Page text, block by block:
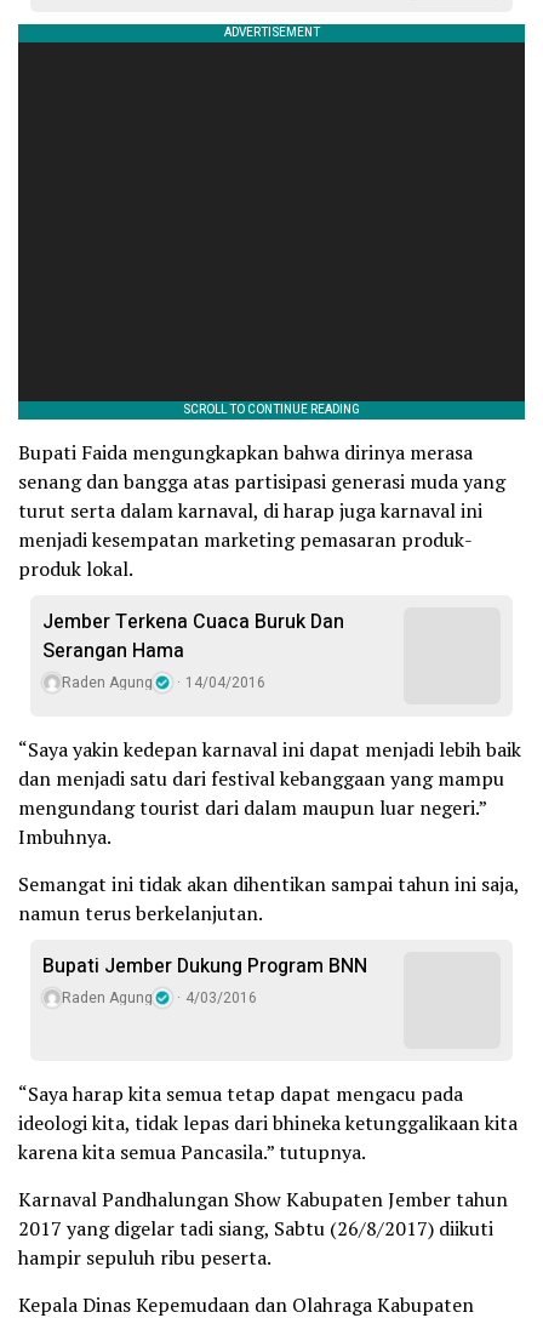
Bupati Faida mengungkapkan bahwa dirinya merasa
senang dan bangga atas partisipasi generasi muda yang
turut serta dalam karnaval, di harap juga karnaval ini
menjadi kesempatan marketing pemasaran produk-
produk lokal.
Jember Terkena Cuaca Buruk Dan
Serangan Hama
Raden Agung 14/04/2016
“Saya yakin kedepan karnaval ini dapat menjadi lebih baik
dan menjadi satu dari festival kebanggaan yang mampu
mengundang tourist dari dalam maupun luar negeri.”
Imbuhnya.
Semangat ini tidak akan dihentikan sampai tahun ini saja,
namun terus berkelanjutan.
Bupati Jember Dukung Program BNN
Raden Agung 4/03/2016
“Saya harap kita semua tetap dapat mengacu pada
ideologi kita, tidak lepas dari bhineka ketunggalikaan kita
karena kita semua Pancasila.” tutupnya.
Karnaval Pandhalungan Show Kabupaten Jember tahun
2017 yang digelar tadi siang, Sabtu (26/8/2017) diikuti
hampir sepuluh ribu peserta.
Kepala Dinas Kepemudaan dan Olahraga Kabupaten